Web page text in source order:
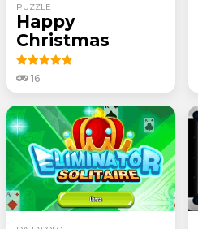
PUZZLE
Happy
Christmas
16